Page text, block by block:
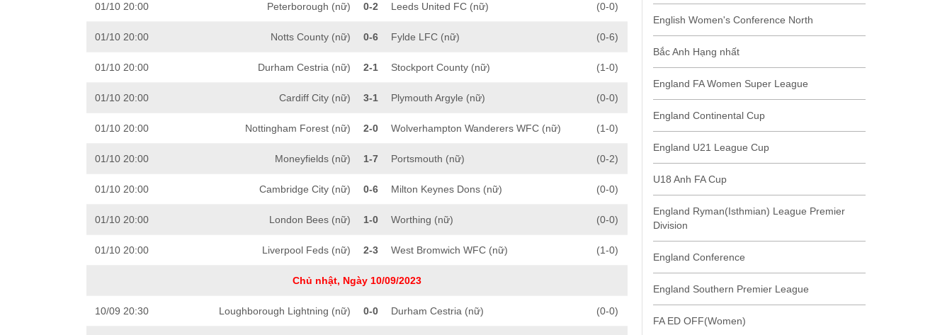
01/10 20:00 Peterborough (nữ) 0-2 Leeds United FC (nữ) (0-0)
01/10 20:00 Notts County (nữ) 0-6 Fylde LFC (nữ) (0-6)
01/10 20:00 Durham Cestria (nữ) 2-1 Stockport County (nữ) (1-0)
01/10 20:00 Cardiff City (nữ) 3-1 Plymouth Argyle (nữ) (0-0)
01/10 20:00 Nottingham Forest (nữ) 2-0 Wolverhampton Wanderers WFC (nữ) (1-0)
01/10 20:00 Moneyfields (nữ) 1-7 Portsmouth (nữ) (0-2)
01/10 20:00 Cambridge City (nữ) 0-6 Milton Keynes Dons (nữ) (0-0)
01/10 20:00 London Bees (nữ) 1-0 Worthing (nữ) (0-0)
01/10 20:00 Liverpool Feds (nữ) 2-3 West Bromwich WFC (nữ) (1-0)
Chủ nhật, Ngày 10/09/2023
10/09 20:30 Loughborough Lightning (nữ) 0-0 Durham Cestria (nữ) (0-0)
English Women's Conference North
Bắc Anh Hạng nhất
England FA Women Super League
England Continental Cup
England U21 League Cup
U18 Anh FA Cup
England Ryman(Isthmian) League Premier
Division
England Conference
England Southern Premier League
FA ED OFF(Women)